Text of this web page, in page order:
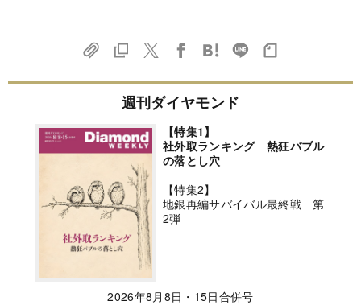
週刊ダイヤモンド
【特集1】
社外取ランキング 熱狂バブル
の落とし穴
【特集2】
地銀再編サバイバル最終戦 第
2弾
2026年8月8日・15日合併号